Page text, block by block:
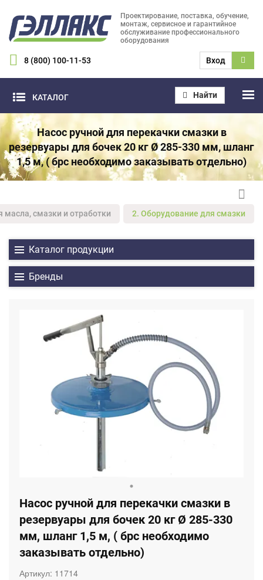
Проектирование, поставка, обучение,
монтаж, сервисное и гарантийное
обслуживание профессионального
оборудования
8 (800) 100-11-53 Вход
КАТАЛОГ Найти
Насос ручной для перекачки смазки в
резервуары для бочек 20 кг Ø 285-330 мм, шланг
1,5 м, ( брс необходимо заказывать отдельно)
смазки и отработки 2. Оборудование для смазки
Каталог продукции
Бренды
Насос ручной для перекачки смазки в
резервуары для бочек 20 кг Ø 285-330
мм, шланг 1,5 м, ( брс необходимо
заказывать отдельно)
Артикул: 11714